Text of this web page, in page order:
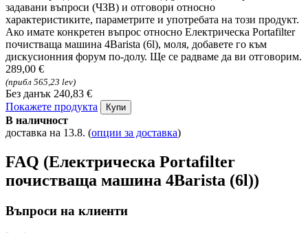
FAQ - Въпроси за продукта
Електрическа Portafilter
почистваща машина 4Barista
(6l)
Търсите допълнителна информация за Електрическа Portafilter
почистваща машина 4Barista (6l)?
В нашия раздел за техническа поддръжка ще намерите често
характеристиките, параметрите и употребата на този продукт.